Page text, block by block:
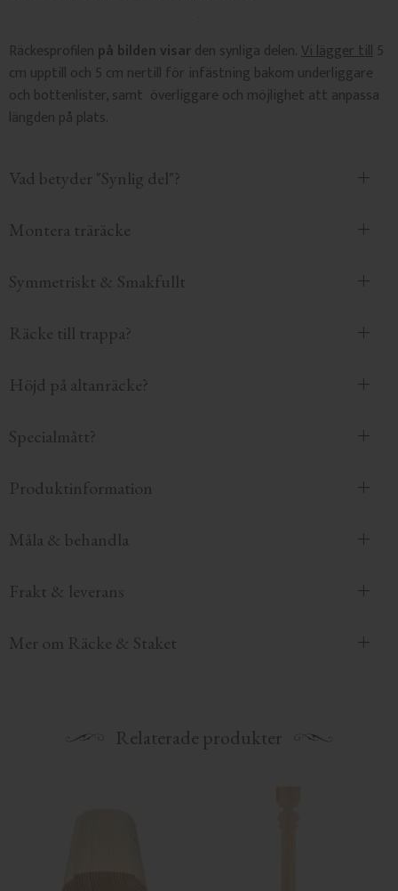
Räckesprofilen på bilden visarden synliga delen.Vi lägger till 5
cm upptill och 5 cm nertill för infästning bakom underliggare
och bottenlister, samt överliggare och möjlighet att anpassa
längden på plats.
Vad betyder "Synlig del"?
Montera träräcke
Symmetriskt & Smakfullt
Räcke till trappa?
Höjd på altanräcke?
Specialmått?
Produktinformation
Måla & behandla
Frakt & leverans
Mer om Räcke & Staket
Relaterade produkter